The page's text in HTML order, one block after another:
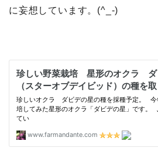
に妄想しています。(^_-)